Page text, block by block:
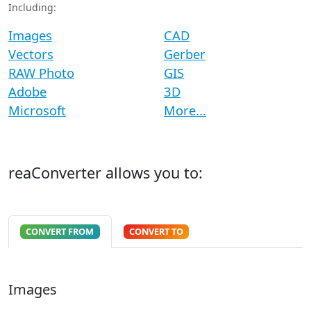
Including:
Images
Vectors
RAW Photo
Adobe
Microsoft
CAD
Gerber
GIS
3D
More...
reaConverter allows you to:
CONVERT FROM CONVERT TO
Images